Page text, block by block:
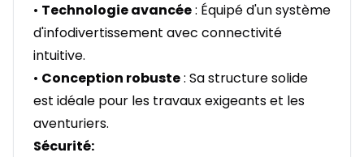
• Technologie avancée: Équipé d'un système
d'infodivertissement avec connectivité
intuitive.
• Conception robuste: Sa structure solide
est idéale pour les travaux exigeants et les
aventuriers.
Sécurité: